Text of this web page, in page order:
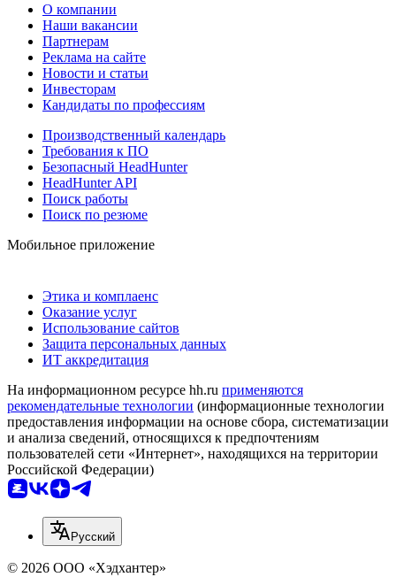
О компании
Наши вакансии
Партнерам
Реклама на сайте
Новости и статьи
Инвесторам
Кандидаты по профессиям
Производственный календарь
Требования к ПО
Безопасный HeadHunter
HeadHunter API
Поиск работы
Поиск по резюме
Мобильное приложение
Этика и комплаенс
Оказание услуг
Использование сайтов
Защита персональных данных
ИТ аккредитация
На информационном ресурсе hh.ru применяются
рекомендательные технологии (информационные технологии
предоставления информации на основе сбора, систематизации
и анализа сведений, относящихся к предпочтениям
пользователей сети «Интернет», находящихся на территории
Российской Федерации)
Русский
© 2026 ООО «Хэдхантер»